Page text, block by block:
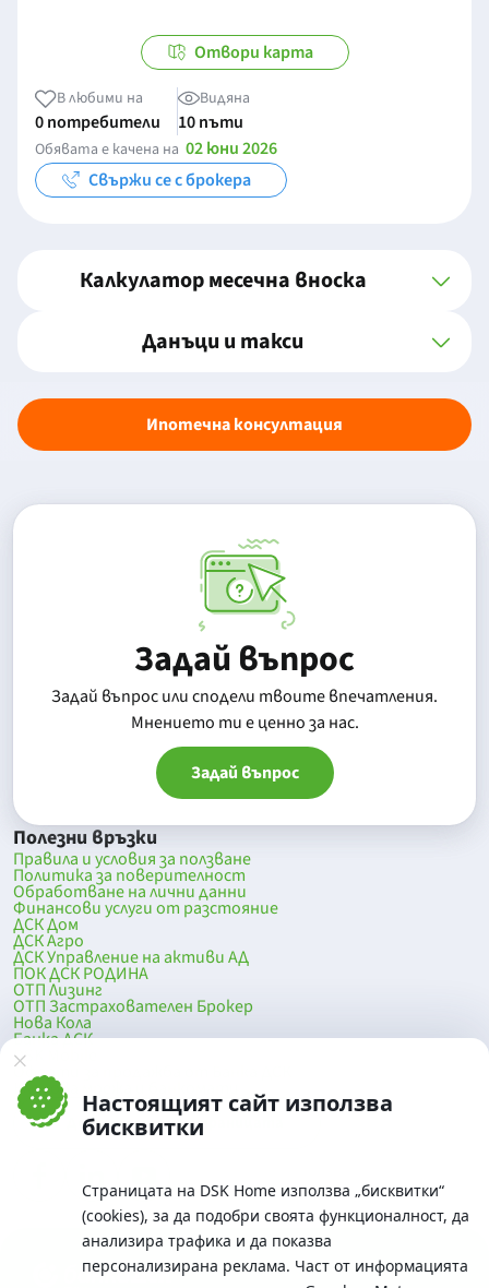
Настоящият сайт използва
бисквитки
Страницата на DSK Home използва „бисквитки“
(cookies), за да подобри своята функционалност, да
анализира трафика и да показва
персонализирана реклама. Част от информацията
Отвори карта
В любими на
0 потребители
Видяна
10 пъти
Обявата е качена на 02 юни 2026
Свържи се с брокера
Калкулатор месечна вноска
Данъци и такси
Ипотечна консултация
Задай въпрос
Задай въпрос или сподели твоите впечатления.
Mнението ти е ценно за нас.
Задай въпрос
Полезни връзки
Правила и условия за ползване
Политика за поверителност
Обработване на лични данни
Финансови услуги от разстояние
ДСК Дом
ДСК Агро
ДСК Управление на активи АД
ПОК ДСК РОДИНА
ОТП Лизинг
ОТП Застрахователен Брокер
Нова Кола
Банка ДСК
DSK Mobile
Оферти за продажба от Банка ДСК
Клонова мрежа и банкомати
До началото на страницата